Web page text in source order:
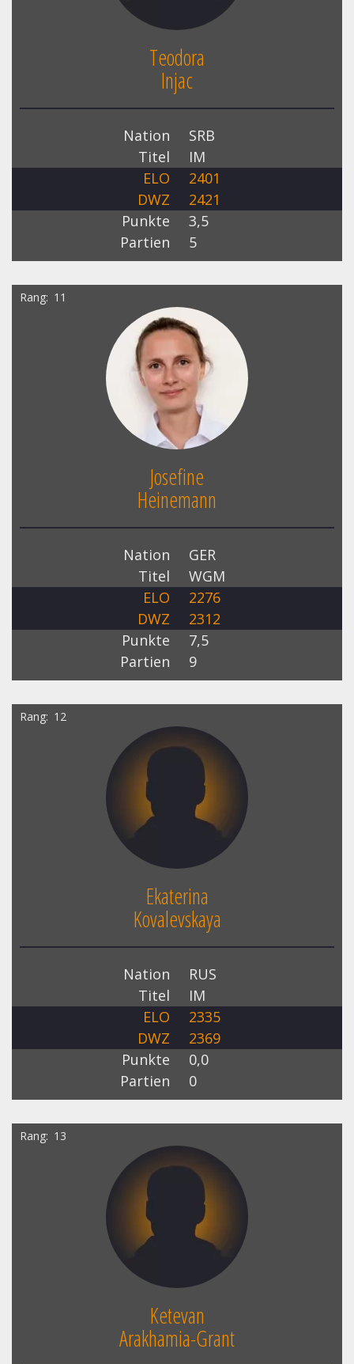
Teodora
Injac
Nation
SRB
Titel
IM
ELO
2401
DWZ
2421
Punkte
3,5
Partien
5
Rang 11
Josefine
Heinemann
Nation
GER
Titel
WGM
ELO
2276
DWZ
2312
Punkte
7,5
Partien
9
Rang 12
Ekaterina
Kovalevskaya
Nation
RUS
Titel
IM
ELO
2335
DWZ
2369
Punkte
0,0
Partien
0
Rang 13
Ketevan
Arakhamia-Grant